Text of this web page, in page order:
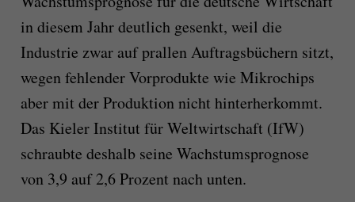
in diesem Jahr deutlich gesenkt, weil die
Industrie zwar auf prallen Auftragsbüchern sitzt,
wegen fehlender Vorprodukte wie Mikrochips
aber mit der Produktion nicht hinterherkommt.
Das Kieler Institut für Weltwirtschaft (IfW)
schraubte deshalb seine Wachstumsprognose
von 3,9 auf 2,6 Prozent nach unten.